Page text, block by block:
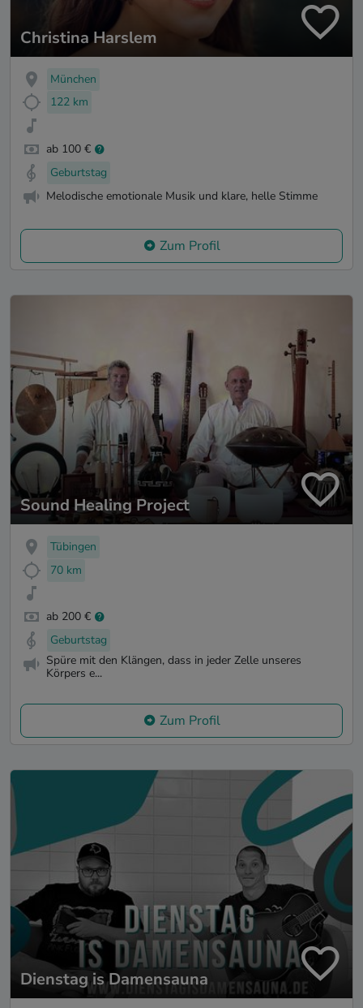
Christina Harslem
München
122 km
ab 100 €
Geburtstag
Melodische emotionale Musik und klare, helle Stimme
Zum Profil
Sound Healing Project
Tübingen
70 km
ab 200 €
Geburtstag
Spüre mit den Klängen, dass in jeder Zelle unseres
Körpers e...
Zum Profil
Dienstag is Damensauna